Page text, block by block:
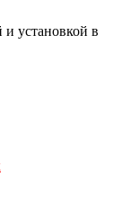
и установкой в